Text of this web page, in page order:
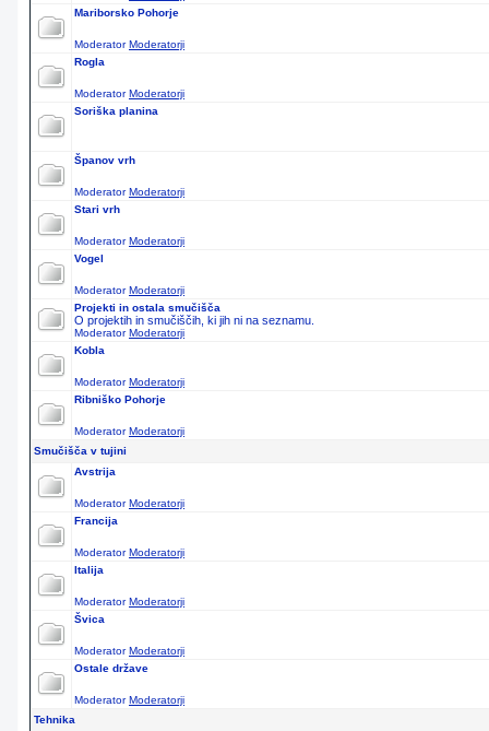
Mariborsko Pohorje
ModeratorModeratorji
Rogla
ModeratorModeratorji
Soriška planina
Španov vrh
ModeratorModeratorji
Stari vrh
ModeratorModeratorji
Vogel
ModeratorModeratorji
Projekti in ostala smučišča
O projektih in smučiščih, ki jih ni na seznamu.
ModeratorModeratorji
Kobla
ModeratorModeratorji
Ribniško Pohorje
ModeratorModeratorji
Smučišča v tujini
Avstrija
ModeratorModeratorji
Francija
ModeratorModeratorji
Italija
ModeratorModeratorji
Švica
ModeratorModeratorji
Ostale države
ModeratorModeratorji
Tehnika